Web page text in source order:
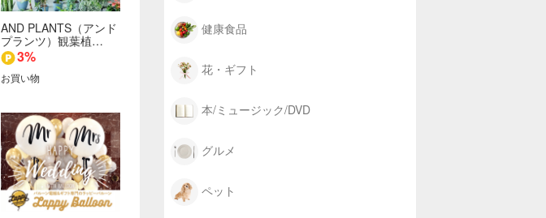
AND PLANTS（アンド
プランツ）観葉植…
3%
お買い物
健康食品
花・ギフト
本/ミュージック/DVD
グルメ
ペット